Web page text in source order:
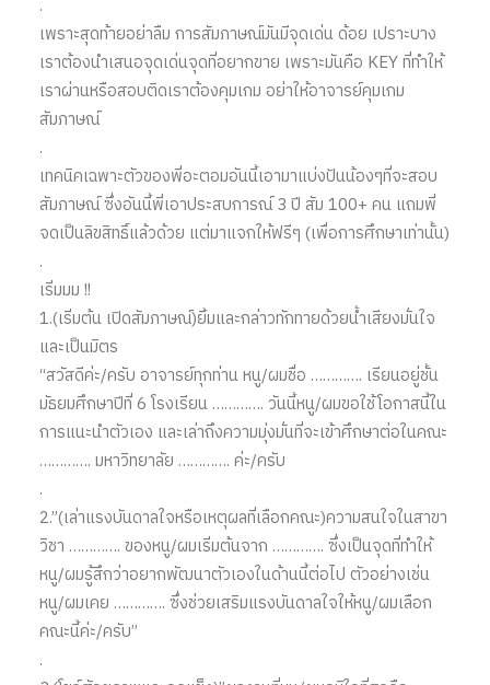
.
เพราะสุดท้ายอย่าลืม การสัมภาษณ์มันมีจุดเด่น ด้อย เปราะบาง
เราต้องนำเสนอจุดเด่นจุดที่อยากขาย เพราะมันคือ KEY ที่ทำให้
เราผ่านหรือสอบติดเราต้องคุมเกม อย่าให้อาจารย์คุมเกม
สัมภาษณ์
.
เทคนิคเฉพาะตัวของพี่อะตอมอันนี้เอามาแบ่งปันน้องๆที่จะสอบ
สัมภาษณ์ ซึ่งอันนี้พี่เอาประสบการณ์ 3 ปี สัม 100+ คน แถมพี่
จดเป็นลิขสิทธิ์แล้วด้วย แต่มาแจกให้ฟรีๆ (เพื่อการศึกษาเท่านั้น)
.
เริ่มมม !!
1.(เริ่มต้น เปิดสัมภาษณ์)ยิ้มและกล่าวทักทายด้วยน้ำเสียงมั่นใจ
และเป็นมิตร
“สวัสดีค่ะ/ครับ อาจารย์ทุกท่าน หนู/ผมชื่อ …………. เรียนอยู่ชั้น
มัธยมศึกษาปีที่ 6 โรงเรียน …………. วันนี้หนู/ผมขอใช้โอกาสนี้ใน
การแนะนำตัวเอง และเล่าถึงความมุ่งมั่นที่จะเข้าศึกษาต่อในคณะ
…………. มหาวิทยาลัย …………. ค่ะ/ครับ
.
2.”(เล่าแรงบันดาลใจหรือเหตุผลที่เลือกคณะ)ความสนใจในสาขา
วิชา …………. ของหนู/ผมเริ่มต้นจาก …………. ซึ่งเป็นจุดที่ทำให้
หนู/ผมรู้สึกว่าอยากพัฒนาตัวเองในด้านนี้ต่อไป ตัวอย่างเช่น
หนู/ผมเคย …………. ซึ่งช่วยเสริมแรงบันดาลใจให้หนู/ผมเลือก
คณะนี้ค่ะ/ครับ”
.